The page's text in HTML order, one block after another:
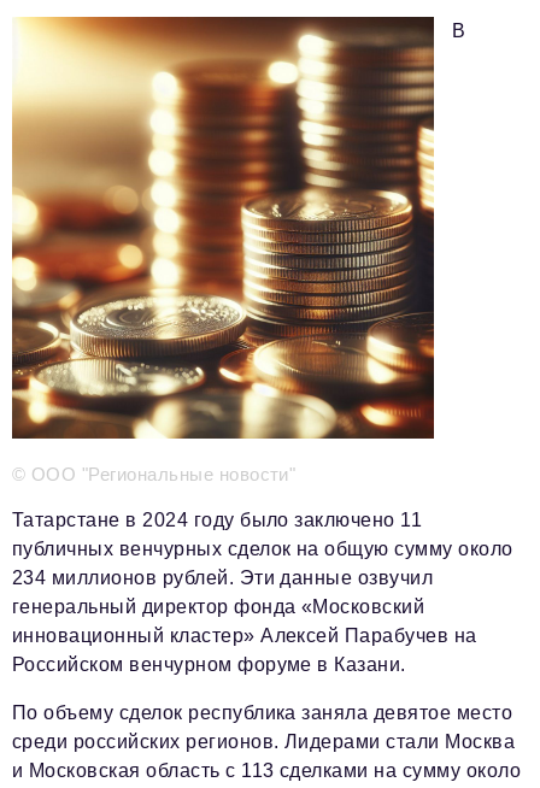
Инвестиции
Авторские материалы
Телефон редакции: +7 495 727-01-67
Электронные почты редакции:
Информационный отдел
info@business-magazine.online
Отдел рекламы
reklama@business-magazine.online
Отдел распространения/редакционная подписка
partner@business-magazine.online
© ООО "Региональные новости"
В
Татарстане в 2024 году было заключено 11
публичных венчурных сделок на общую сумму около
234 миллионов рублей. Эти данные озвучил
генеральный директор фонда «Московский
инновационный кластер» Алексей Парабучев на
Российском венчурном форуме в Казани.
По объему сделок республика заняла девятое место
среди российских регионов. Лидерами стали Москва
и Московская область с 113 сделками на сумму около